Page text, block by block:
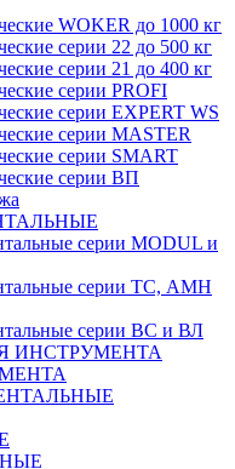
WOKER до 1000 кг
серии 22 до 500 кг
серии 21 до 400 кг
серии PROFI
серии EXPERT WS
серии MASTER
серии SMART
серии ВП
серии MODUL и
серии ТС, АМН
серии ВС и ВЛ
ИНСТРУМЕНТА